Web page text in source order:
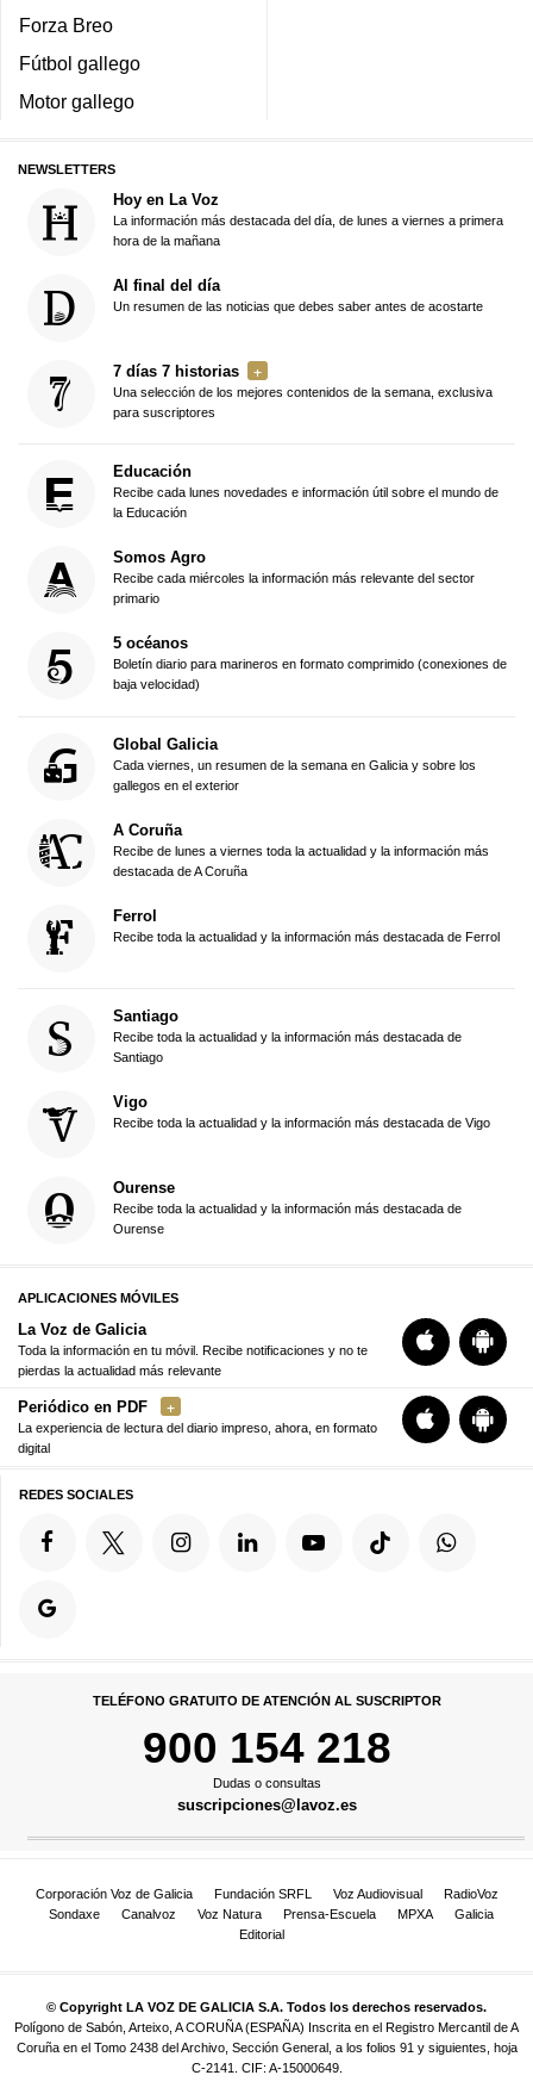
Forza Breo
Fútbol gallego
Motor gallego
NEWSLETTERS
Hoy en La Voz
La información más destacada del día, de lunes a viernes a primera
hora de la mañana
Al final del día
Un resumen de las noticias que debes saber antes de acostarte
7 días 7 historias
Una selección de los mejores contenidos de la semana, exclusiva
para suscriptores
Educación
Recibe cada lunes novedades e información útil sobre el mundo de
la Educación
Somos Agro
Recibe cada miércoles la información más relevante del sector
primario
5 océanos
Boletín diario para marineros en formato comprimido (conexiones de
baja velocidad)
Global Galicia
Cada viernes, un resumen de la semana en Galicia y sobre los
gallegos en el exterior
A Coruña
Recibe de lunes a viernes toda la actualidad y la información más
destacada de A Coruña
Ferrol
Recibe toda la actualidad y la información más destacada de Ferrol
Santiago
Recibe toda la actualidad y la información más destacada de
Santiago
Vigo
Recibe toda la actualidad y la información más destacada de Vigo
Ourense
Recibe toda la actualidad y la información más destacada de
Ourense
APLICACIONES MÓVILES
La Voz de Galicia
Toda la información en tu móvil. Recibe notificaciones y no te
pierdas la actualidad más relevante
Periódico en PDF
La experiencia de lectura del diario impreso, ahora, en formato
digital
REDES SOCIALES
TELÉFONO GRATUITO DE ATENCIÓN AL SUSCRIPTOR
900 154 218
Dudas o consultas
suscripciones@lavoz.es
Corporación Voz de Galicia Fundación SRFL Voz Audiovisual
RadioVoz
Sondaxe
Canalvoz Voz Natura Prensa-Escuela MPXA
Galicia
Editorial
© Copyright LA VOZ DE GALICIA S.A. Todos los derechos reservados.
Polígono de Sabón, Arteixo, A CORUÑA (ESPAÑA) Inscrita en el Registro Mercantil de A
Coruña en el Tomo 2438 del Archivo, Sección General, a los folios 91 y siguientes, hoja
C-2141. CIF: A-15000649.